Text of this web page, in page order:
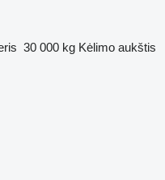
30 000 kg Kėlimo aukštis